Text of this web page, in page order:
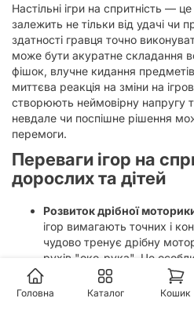
Настільні ігри на спритність — це
залежить не тільки від удачі чи
здатності гравця точно
може бути акуратне складання
фішок, влучне кидання
миттєва реакція на зміни на
створюють неймовірну напругу
невдале чи поспішне рішення
перемоги.
Переваги ігор на
дорослих та дітей
Розвиток дрібної
ігор вимагають точних і
чудово тренує дрібну
рухів "око-рука". Це
допомагаючи їм формувати
Швидкість реакції:
Деякі
Головна Каталог Кошик